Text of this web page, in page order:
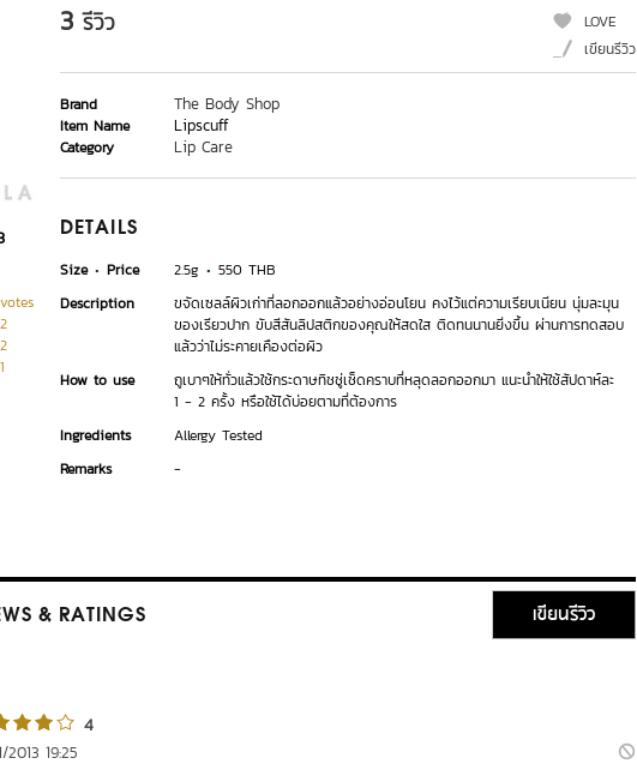
votes
2
2
1
3 รีวิว
LOVE
เขียนรีวิว
Brand The Body Shop
Item Name Lipscuff
Category Lip Care
DETAILS
Size Price 2.5g
550 THB
Description
ขจัดเซลล์ผิวเก่าที่ลอกออกแล้วอย่างอ่อนโยน คงไว้แต่ความเรียบเนียน นุ่มละมุน
ของเรียวปาก ขับสีสันลิปสติกของคุณให้สดใส ติดทนนานยิ่งขึ้น ผ่านการทดสอบ
แล้วว่าไม่ระคายเคืองต่อผิว
How to use
ถูเบาๆให้ทั่วแล้วใช้กระดาษทิชชู่เช็ดคราบที่หลุดลอกออกมา แนะนำให้ใช้สัปดาห์ละ
1 - 2 ครั้ง หรือใช้ได้บ่อยตามที่ต้องการ
Ingredients
Allergy Tested
Remarks
-
& RATINGS เขียนรีวิว
4
2013 19:25